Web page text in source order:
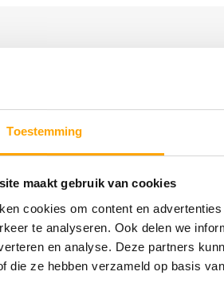
Toestemming
maakt gebruik van cookies
cookies om content en
te analyseren. Ook delen we
en analyse. Deze partners
die ze hebben verzameld op basis